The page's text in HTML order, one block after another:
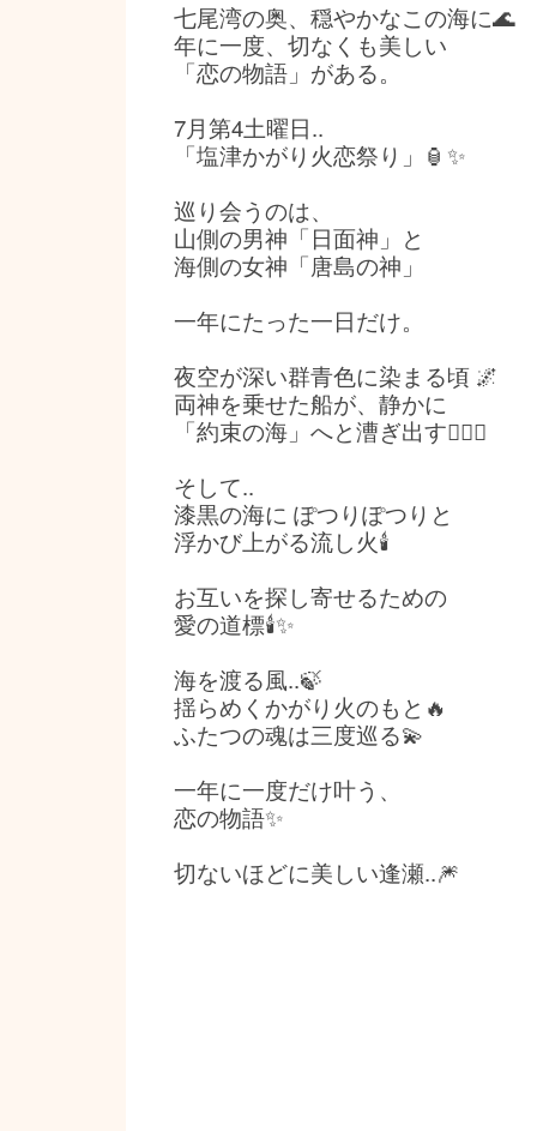
七尾湾の奥、穏やかなこの海に🌊
年に一度、切なくも美しい
「恋の物語」がある。
7月第4土曜日..
「塩津かがり火恋祭り」🏮✨
巡り会うのは、
山側の男神「日面神」と
海側の女神「唐島の神」
一年にたった一日だけ。
夜空が深い群青色に染まる頃 🌌
両神を乗せた船が、静かに
「約束の海」へと漕ぎ出す🚣‍♂️⚓️
そして..
漆黒の海に ぽつりぽつりと
浮かび上がる流し火🕯️
お互いを探し寄せるための
愛の道標🕯️✨
海を渡る風..🍃
揺らめくかがり火のもと🔥
ふたつの魂は三度巡る💫
一年に一度だけ叶う、
恋の物語✨
切ないほどに美しい逢瀬..🎆